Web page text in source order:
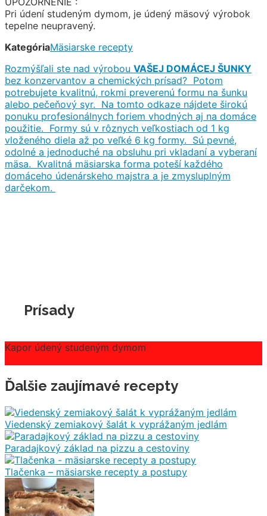
Pri údení studeným dymom, je údený mäsový výrobok
tepelne neupravený.
KategóriaMäsiarske recepty
Rozmýšľali ste nad výrobou VAŠEJ DOMÁCEJ ŠUNKY
bez konzervantov a chemických prísad? Potom
potrebujete kvalitnú, rokmi preverenú formu na šunku
alebo pečeňový syr. Na tomto odkaze nájdete širokú
ponuku profesionálnych foriem vhodných aj na domáce
použitie. Formy sú v rôznych veľkostiach od 1 kg
vloženého diela až po veľké 6 kg formy. Sú pevné,
odolné a jednoduché na obsluhu pri vkladaní a vyberaní
mäsa. Kvalitná mäsiarska forma poteší každého
domáceho údenárskeho majstra a je zmysluplným
darčekom.
Prísady
Kapor údený studeným dymom
Ďalšie zaujímavé recepty
Viedenský zemiakový šalát k vyprážaným jedlám
Paradajkový základ na pizzu a cestoviny
Tlačenka – mäsiarske recepty a postupy